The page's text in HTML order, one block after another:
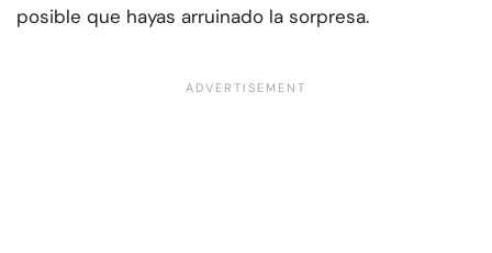
posible que hayas arruinado la sorpresa.